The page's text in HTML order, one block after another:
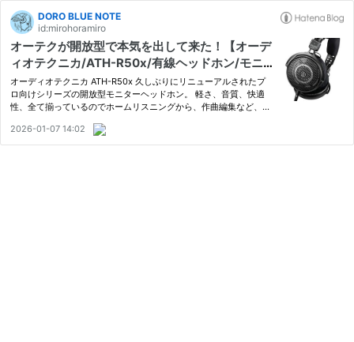
DORO BLUE NOTE
id:mirohoramiro
オーテクが開放型で本気を出して来た！【オーデ
ィオテクニカ/ATH-R50x/有線ヘッドホン/モニ
ター/新製品チェックレビュー】
オーディオテクニカ ATH-R50x 久しぶりにリニューアルされたプ
ロ向けシリーズの開放型モニターヘッドホン。 軽さ、音質、快適
性、全て揃っているのでホームリスニングから、作曲編集など、幅
同時発売されているのですが、業務用＆ハイエンドと一般向けをき
っち…
2026-01-07 14:02